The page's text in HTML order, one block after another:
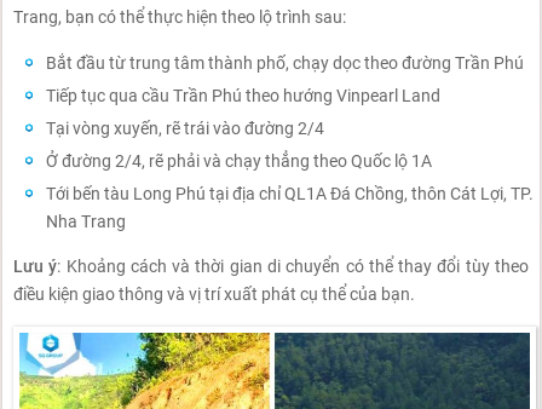
Trang, bạn có thể thực hiện theo lộ trình sau:
Bắt đầu từ trung tâm thành phố, chạy dọc theo đường Trần Phú
Tiếp tục qua cầu Trần Phú theo hướng Vinpearl Land
Tại vòng xuyến, rẽ trái vào đường 2/4
Ở đường 2/4, rẽ phải và chạy thẳng theo Quốc lộ 1A
Tới bến tàu Long Phú tại địa chỉ QL1A Đá Chồng, thôn Cát Lợi, TP.
Nha Trang
Lưu ý: Khoảng cách và thời gian di chuyển có thể thay đổi tùy theo
điều kiện giao thông và vị trí xuất phát cụ thể của bạn.